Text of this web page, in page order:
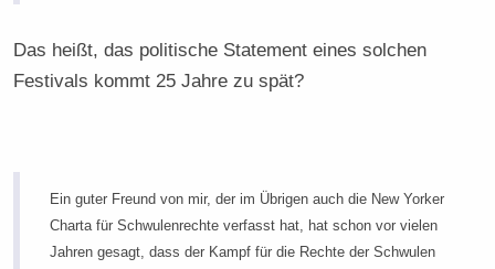
Das heißt, das politische Statement eines solchen
Festivals kommt 25 Jahre zu spät?
Ein guter Freund von mir, der im Übrigen auch die New Yorker
Charta für Schwulenrechte verfasst hat, hat schon vor vielen
Jahren gesagt, dass der Kampf für die Rechte der Schwulen